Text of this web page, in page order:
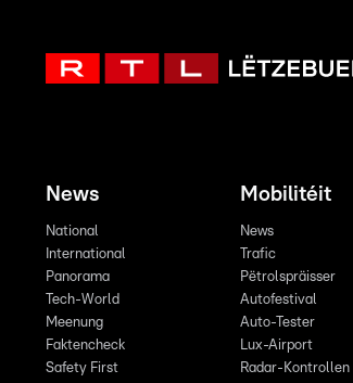
News
National
International
Panorama
Tech-World
Meenung
Faktencheck
Safety First
Mobilitéit
News
Trafic
Pëtrolspräisser
Autofestival
Auto-Tester
Lux-Airport
Radar-Kontrollen